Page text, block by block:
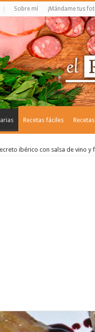
Sobre mí ¡Mándame tus
Recetas fáciles
ibérico con salsa de vino y